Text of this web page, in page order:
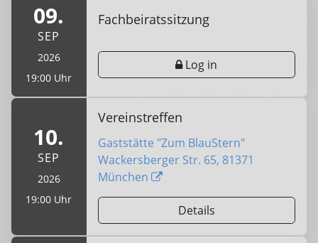
09.
SEP
2026
19:00 Uhr
Fachbeiratssitzung
Log in
10.
SEP
2026
19:00 Uhr
Vereinstreffen
Gaststätte "Zum BlauStern"
Wackersberger Str. 65, 81371
München
Details